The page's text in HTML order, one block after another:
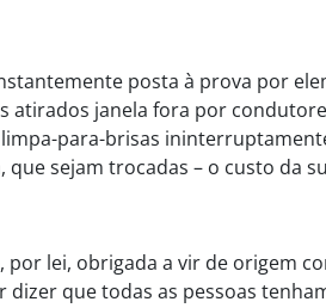
posta à prova por
atirados janela fora por
para-brisas
sejam trocadas – o custo da
lei, obrigada a vir de origem
que todas as pessoas